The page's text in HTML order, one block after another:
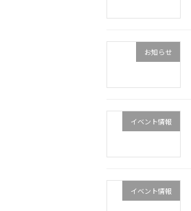
お知らせ
イベント情報
イベント情報